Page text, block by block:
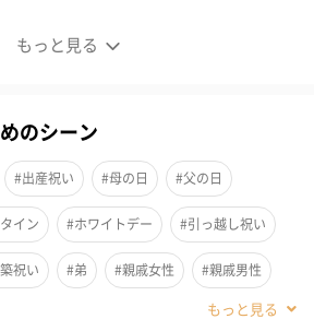
もっと見る
ディフューザー 100mL
クな香り。
チとクリエイティブな発想から生まれ
り。
ガラス：ラグジュアリー インテリアと
洗練された雰囲気を加えます。
刷には大豆インクを使用、オブジェと
、詰め替え用レフィルを使うことで環境
のシーン
#出産祝い #母の日 #父の日
イン #ホワイトデー #引っ越し祝い
祝い #弟 #親戚女性 #親戚男性
#部下女性